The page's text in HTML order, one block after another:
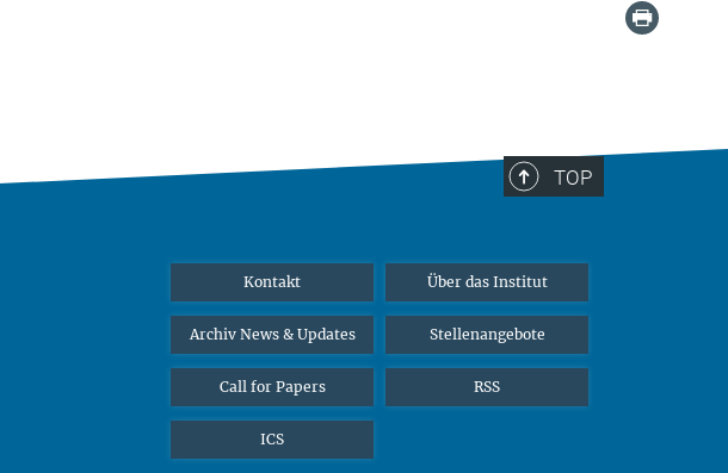
TOP
Kontakt Über das Institut
Archiv News & Updates Stellenangebote
Call for Papers RSS
ICS